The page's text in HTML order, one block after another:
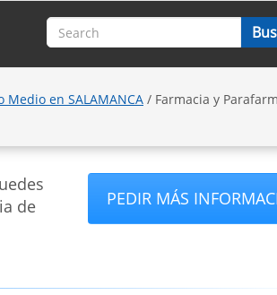
Medio en SALAMANCA / Farmacia y
de
PEDIR MÁS